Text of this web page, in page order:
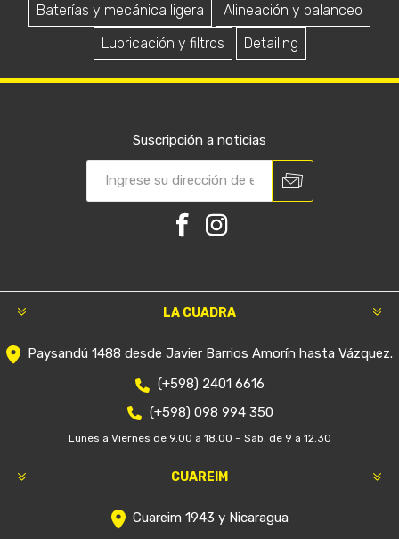
Baterías y mecánica ligera
Alineación y balanceo
Lubricación y filtros
Detailing
Suscripción a noticias
LA CUADRA
Paysandú 1488 desde Javier Barrios Amorín hasta Vázquez.
(+598) 2401 6616
(+598) 098 994 350
Lunes a Viernes de 9.00 a 18.00 – Sáb. de 9 a 12.30
CUAREIM
Cuareim 1943 y Nicaragua